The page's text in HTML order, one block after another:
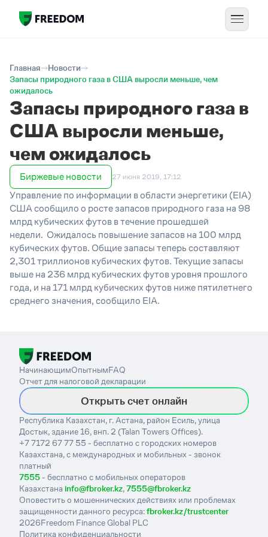
Главная
Новости
Запасы природного газа в США выросли меньше, чем
ожидалось
Запасы природного газа в
США выросли меньше,
чем ожидалось
Биржевые новости 27 июня 2019, 17:12
Управление по информации в области энергетики (EIA)
США сообщило о росте запасов природного газа на 98
млрд кубических футов в течение прошедшей
недели. Ожидалось повышение запасов на 100 млрд
кубических футов. Общие запасы теперь составляют
2,301 триллионов кубических футов. Текущие запасы
выше на 236 млрд кубических футов уровня прошлого
года, и на 171 млрд кубических футов ниже пятилетнего
среднего значения, сообщило EIA.
НачинающимОпытнымFAQ
Отчет для налоговой декларации
Открыть счет онлайн
Республика Казахстан, г. Астана, район Есиль, улица
Достык, здание 16, внп. 2 (Talan Towers Offices).
+7 7172 67 77 55 - бесплатно с городских номеров
Казахстана, с международных и мобильных - звонок
платный
7555- бесплатно с мобильных операторов
Казахстанаinfo@fbroker.kz,7555@fbroker.kz
Оповестить о мошеннических действиях или проблемах
защищенности данного ресурса:fbroker.kz/trustcenter
2026Freedom Finance Global PLC
Политика конфиденциальности